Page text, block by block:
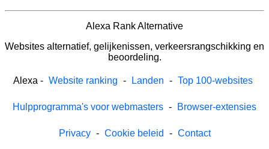
Alexa Rank Alternative
Websites alternatief, gelijkenissen, verkeersrangschikking en
beoordeling.
Alexa - Website ranking - Landen - Top 100-websites
Hulpprogramma's voor webmasters - Browser-extensies
Privacy - Cookie beleid - Contact